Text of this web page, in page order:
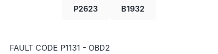
P2623 B1932
FAULT CODE P1131 - OBD2